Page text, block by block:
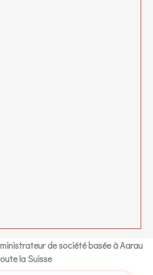
de société basée à Aarau
la Suisse